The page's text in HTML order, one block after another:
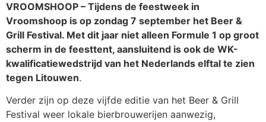
VROOMSHOOP – Tijdens de feestweek in
Vroomshoop is op zondag 7 september het Beer &
Grill Festival. Met dit jaar niet alleen Formule 1 op groot
scherm in de feesttent, aansluitend is ook de WK-
kwalificatiewedstrijd van het Nederlands elftal te zien
tegen Litouwen.
Verder zijn op deze vijfde editie van het Beer & Grill
Festival weer lokale bierbrouwerijen aanwezig,